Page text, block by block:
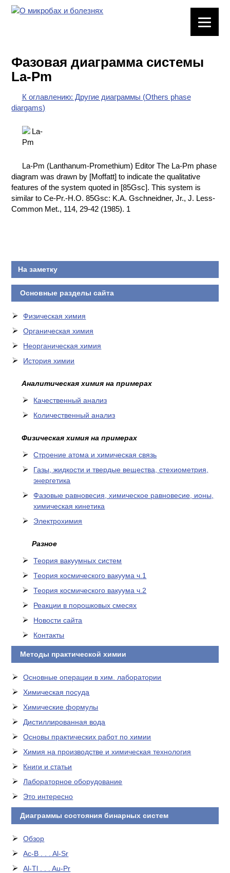
ХИМИЧЕСКАЯ
ПОСУДА
ВРЕДНЫЕ
ФАКТОРЫ
ХИМИЯ НА
ПРОИЗВОДСТВЕ
И ХИМИЧЕСКАЯ
Фазовая диаграмма системы
La-Pm
К оглавлению: Другие диаграммы (Others phase
diargams)
La-Pm (Lanthanum-Promethium) Editor The La-Pm phase
diagram was drawn by [Moffatt] to indicate the qualitative
features of the system quoted in [85Gsc]. This system is
similar to Ce-Pr.-H.O. 85Gsc: K.A. Gschneidner, Jr., J. Less-
Common Met., 114, 29-42 (1985). 1
На заметку
Основные разделы сайта
Физическая химия
Органическая химия
Неорганическая химия
История химии
Аналитическая химия на примерах
Качественный анализ
Количественный анализ
Физическая химия на примерах
Cтроение атома и химическая связь
Газы, жидкости и твердые вещества, стехиометрия,
энергетика
Фазовые равновесия, химическое равновесие, ионы,
химическая кинетика
Электрохимия
Разное
Теория вакуумных систем
Теория космического вакуума ч.1
Теория космического вакуума ч.2
Реакции в порошковых смесях
Новости сайта
Контакты
Методы практической химии
Основные операции в хим. лаборатории
Химическая посуда
Химические формулы
Дистиллированная вода
Основы практических работ по химии
Химия на производстве и химическая технология
Книги и статьи
Лабораторное оборудование
Это интересно
Диаграммы состояния бинарных систем
Обзор
Ac-B . . . Al-Sr
Al-Tl . . . Au-Pr